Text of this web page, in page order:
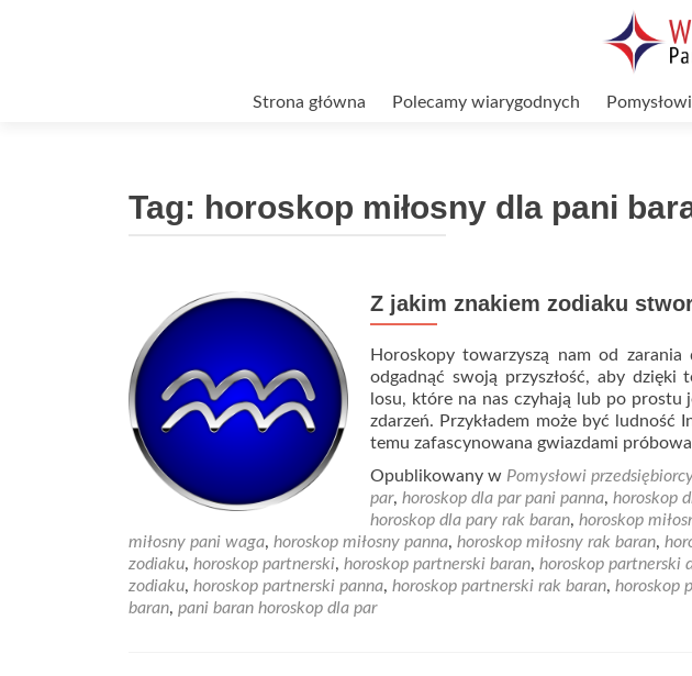
Strona główna Polecamy wiarygodnych
Tag: horoskop miłosny dla pani
Z jakim znakiem zodiaku
Horoskopy towarzyszą nam od
odgadnąć swoją przyszłość, aby
losu, które na nas czyhają lub po prostu
zdarzeń. Przykładem może być
temu zafascynowana gwiazdami
Opublikowany w Pomysłowi
par, horoskop dla par pani panna, horoskop
horoskop dla pary rak baran, horoskop
miłosny pani waga, horoskop miłosny panna, horoskop miłosny rak baran,
zodiaku, horoskop partnerski, horoskop partnerski baran, horoskop partnerski
zodiaku, horoskop partnerski panna, horoskop partnerski rak baran, horoskop
baran, pani baran horoskop dla par